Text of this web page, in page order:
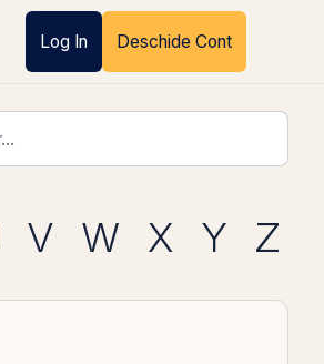
Log In Deschide Cont
V W X Y Z